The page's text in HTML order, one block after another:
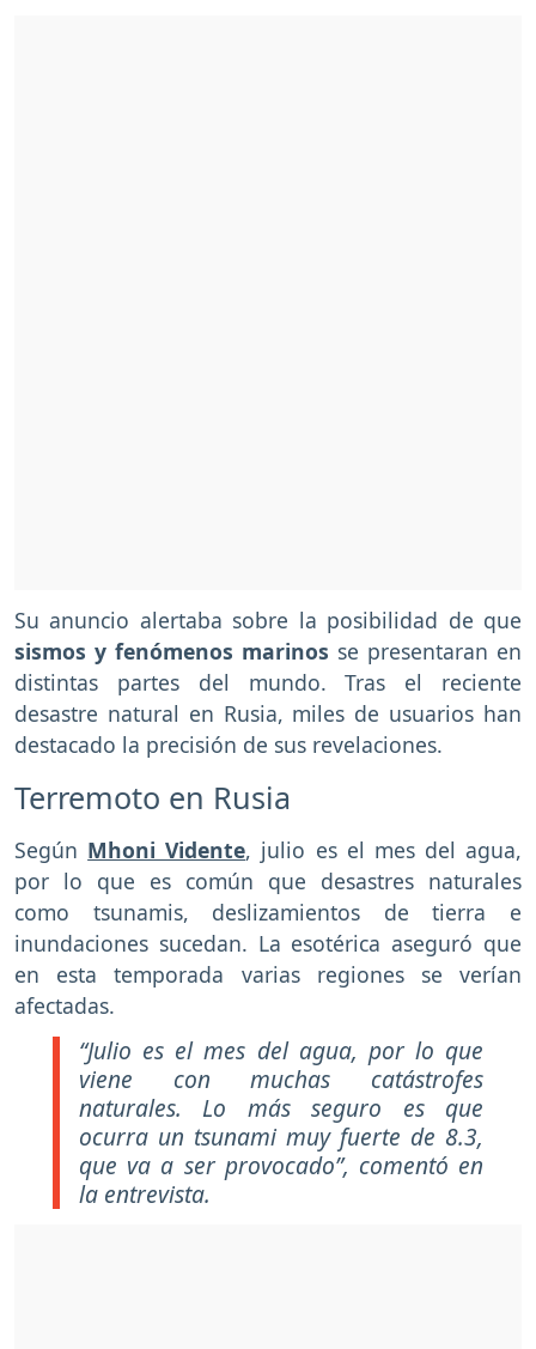
Su anuncio alertaba sobre la posibilidad de que
sismos y fenómenos marinos se presentaran en
distintas partes del mundo. Tras el reciente
desastre natural en Rusia, miles de usuarios han
destacado la precisión de sus revelaciones.
Terremoto en Rusia
Según Mhoni Vidente, julio es el mes del agua,
por lo que es común que desastres naturales
como tsunamis, deslizamientos de tierra e
inundaciones sucedan. La esotérica aseguró que
en esta temporada varias regiones se verían
afectadas.
“Julio es el mes del agua, por lo que
viene con muchas catástrofes
naturales. Lo más seguro es que
ocurra un tsunami muy fuerte de 8.3,
que va a ser provocado”, comentó en
la entrevista.